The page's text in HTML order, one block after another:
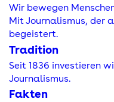
Wir bewegen
Mit Journalismus, der
begeistert.
Tradition
Seit 1836 investieren
Journalismus.
Fakten